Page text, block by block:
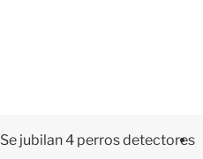
Se jubilan 4 perros detectores